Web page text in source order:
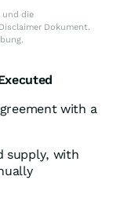
und die
Dokument.
with a
supply, with